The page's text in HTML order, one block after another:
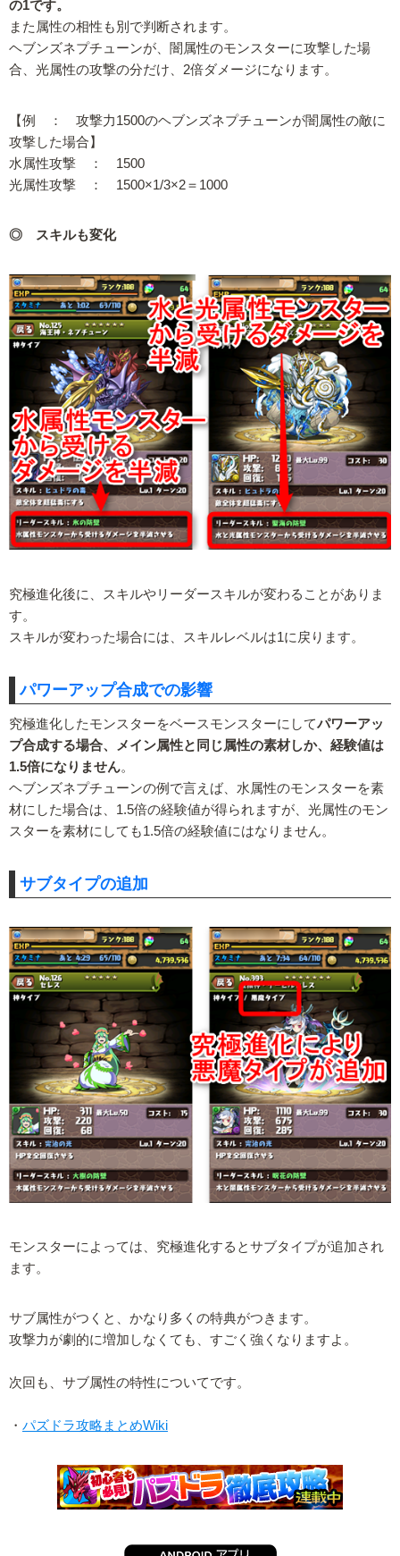
の1です。
また属性の相性も別で判断されます。
ヘブンズネプチューンが、闇属性のモンスターに攻撃した場
合、光属性の攻撃の分だけ、2倍ダメージになります。
【例 ： 攻撃力1500のヘブンズネプチューンが闇属性の敵に
攻撃した場合】
水属性攻撃 ： 1500
光属性攻撃 ： 1500×1/3×2＝1000
◎ スキルも変化
究極進化後に、スキルやリーダースキルが変わることがありま
す。
スキルが変わった場合には、スキルレベルは1に戻ります。
パワーアップ合成での影響
究極進化したモンスターをベースモンスターにしてパワーアッ
プ合成する場合、メイン属性と同じ属性の素材しか、経験値は
1.5倍になりません。
ヘブンズネプチューンの例で言えば、水属性のモンスターを素
材にした場合は、1.5倍の経験値が得られますが、光属性のモン
スターを素材にしても1.5倍の経験値にはなりません。
サブタイプの追加
モンスターによっては、究極進化するとサブタイプが追加され
ます。
サブ属性がつくと、かなり多くの特典がつきます。
攻撃力が劇的に増加しなくても、すごく強くなりますよ。
次回も、サブ属性の特性についてです。
・ パズドラ攻略まとめWiki